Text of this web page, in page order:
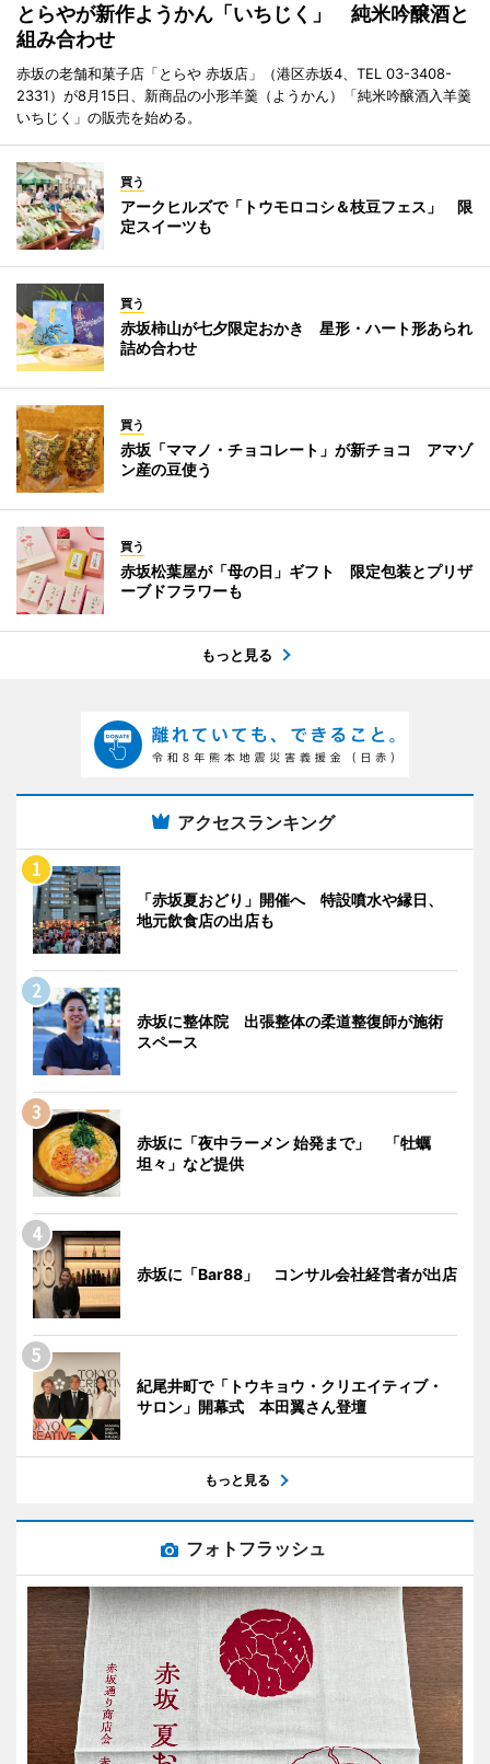
とらやが新作ようかん「いちじく」 純米吟醸酒と
組み合わせ
赤坂の老舗和菓子店「とらや 赤坂店」（港区赤坂4、TEL 03-3408-
2331）が8月15日、新商品の小形羊羹（ようかん）「純米吟醸酒入羊羹
いちじく」の販売を始める。
買う
アークヒルズで「トウモロコシ＆枝豆フェス」 限
定スイーツも
買う
赤坂柿山が七夕限定おかき 星形・ハート形あられ
詰め合わせ
買う
赤坂「ママノ・チョコレート」が新チョコ アマゾ
ン産の豆使う
買う
赤坂松葉屋が「母の日」ギフト 限定包装とプリザ
ーブドフラワーも
もっと見る
アクセスランキング
「赤坂夏おどり」開催へ 特設噴水や縁日、
地元飲食店の出店も
赤坂に整体院 出張整体の柔道整復師が施術
スペース
赤坂に「夜中ラーメン 始発まで」 「牡蠣
坦々」など提供
赤坂に「Bar88」 コンサル会社経営者が出店
紀尾井町で「トウキョウ・クリエイティブ・
サロン」開幕式 本田翼さん登壇
もっと見る
フォトフラッシュ